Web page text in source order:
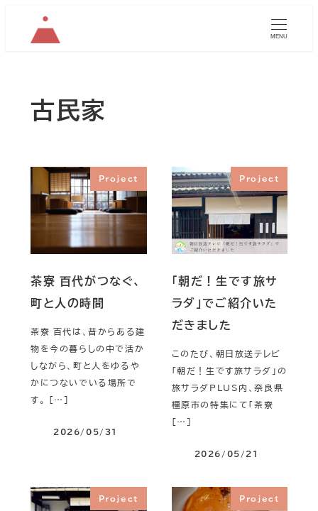
MENU
古民家
Project
茶寮 百代がつなぐ、
町と人の時間
茶寮 百代は、昔からある建
物を今の暮らしの中で活か
しながら、町と人をゆるや
かにつないでいる場所で
す。 […]
2026/05/31
Project
「朝だ！生です旅サ
ラダ」でご紹介いた
だきました
このたび、朝日放送テレビ
「朝だ！生です旅サラダ」の
旅サラダPLUS内、奈良県
橿原市の特集にて「茶寮
[…]
2026/05/21
Project Project